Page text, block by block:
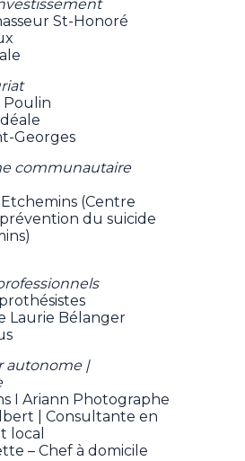
St-Honoré
Poulin
Georges
communautaire
Etchemins (Centre
du suicide
Laurie Bélanger
autonome |
I Ariann Photographe
| Consultante en
local
– Chef à domicile